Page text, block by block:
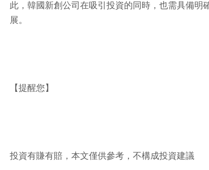
此，韓國新創公司在吸引投資的同時，也需具備
展。
【提醒您】
投資有賺有賠，本文僅供參考，不構成投資建議